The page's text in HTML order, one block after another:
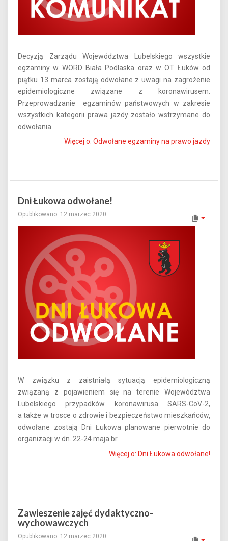
Decyzją Zarządu Województwa Lubelskiego wszystkie
egzaminy w WORD Biała Podlaska oraz w OT Łuków od
piątku 13 marca zostają odwołane z uwagi na zagrożenie
epidemiologiczne związane z koronawirusem.
Przeprowadzanie egzaminów państwowych w zakresie
wszystkich kategorii prawa jazdy zostało wstrzymane do
odwołania.
Więcej o: Odwołane egzaminy na prawo jazdy
Dni Łukowa odwołane!
Opublikowano: 12 marzec 2020
W związku z zaistniałą sytuacją epidemiologiczną
związaną z pojawieniem się na terenie Województwa
Lubelskiego przypadków koronawirusa SARS-CoV-2,
a także w trosce o zdrowie i bezpieczeństwo mieszkańców,
odwołane zostają Dni Łukowa planowane pierwotnie do
organizacji w dn. 22-24 maja br.
Więcej o: Dni Łukowa odwołane!
Zawieszenie zajęć dydaktyczno-
wychowawczych
Opublikowano: 12 marzec 2020